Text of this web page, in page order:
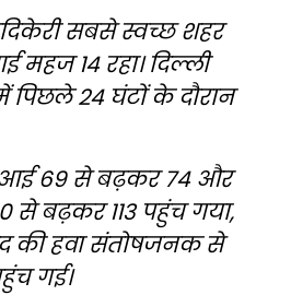
सबसे स्वच्छ शहर
महज 14 रहा। दिल्ली
पिछले 24 घंटों के दौरान
69 से बढ़कर 74 और
से बढ़कर 113 पहुंच गया,
की हवा संतोषजनक से
गई।